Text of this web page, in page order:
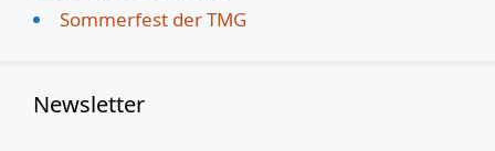
Sommerfest der TMG
Newsletter